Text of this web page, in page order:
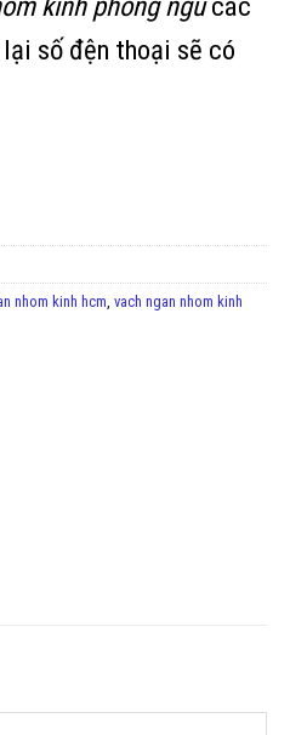
kính phòng ngủcác
số đện thoại sẽ có
nhom kinh hcm, vach ngan nhom kinh